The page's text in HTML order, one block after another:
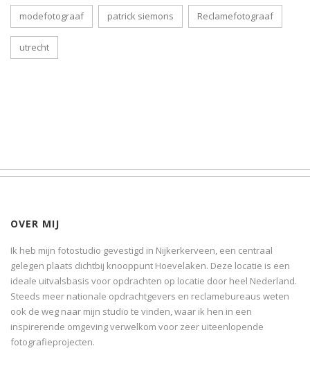
modefotograaf patrick siemons Reclamefotograaf
utrecht
OVER MIJ
Ik heb mijn fotostudio gevestigd in Nijkerkerveen, een centraal
gelegen plaats dichtbij knooppunt Hoevelaken. Deze locatie is een
ideale uitvalsbasis voor opdrachten op locatie door heel Nederland.
Steeds meer nationale opdrachtgevers en reclamebureaus weten
ook de weg naar mijn studio te vinden, waar ik hen in een
inspirerende omgeving verwelkom voor zeer uiteenlopende
fotografieprojecten.